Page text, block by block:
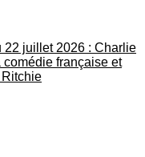
22 juillet 2026 : Charlie
française et
Ritchie